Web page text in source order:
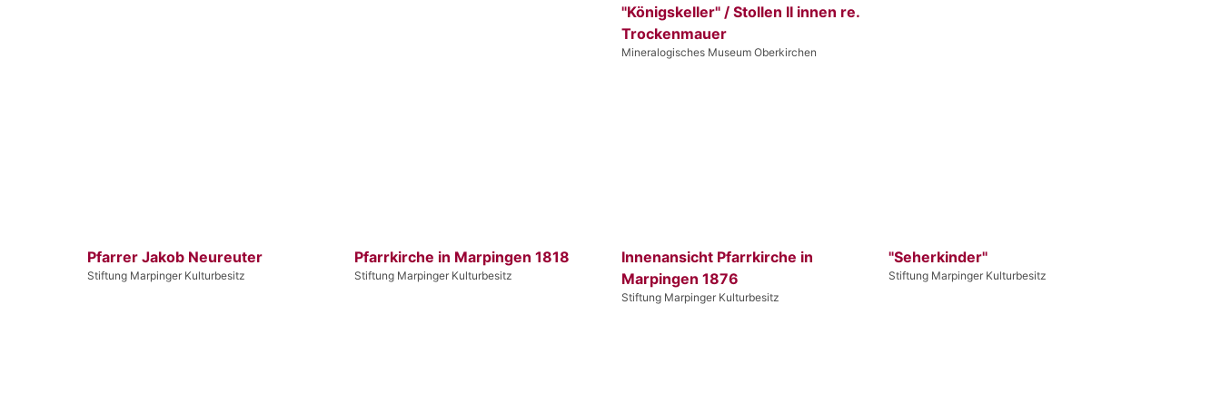
"Königskeller" / Stollen II innen re.
Trockenmauer
Mineralogisches Museum Oberkirchen
Pfarrer Jakob Neureuter
Stiftung Marpinger Kulturbesitz
Pfarrkirche in Marpingen 1818
Stiftung Marpinger Kulturbesitz
Innenansicht Pfarrkirche in
Marpingen 1876
Stiftung Marpinger Kulturbesitz
"Seherkinder"
Stiftung Marpinger Kulturbesitz